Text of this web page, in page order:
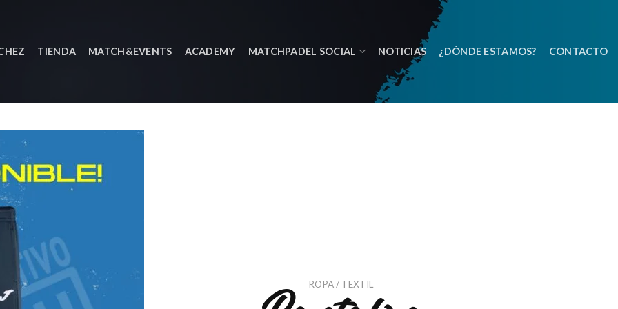
TIENDA MATCH&EVENTS ACADEMY MATCHPADEL SOCIAL NOTICIAS ¿DÓNDE ESTAMOS? CONTACTO
ROPA / TEXTIL